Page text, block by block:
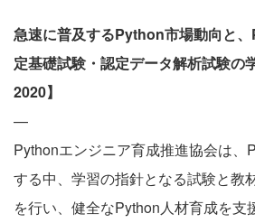
急速に普及するPython市場動向と
定基礎試験・認定データ解析試験の
2020】
—
Pythonエンジニア育成推進協会は、
する中、学習の指針となる試験と教
を行い、健全なPython人材育成を支